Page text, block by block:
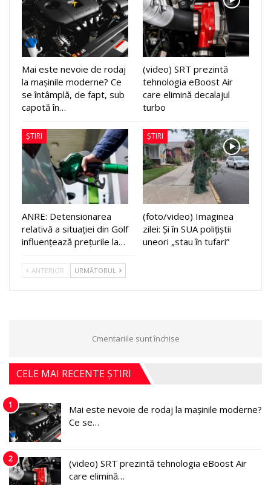
Mai este nevoie de rodaj
la mașinile moderne? Ce
se întâmplă, de fapt, sub
capotă în…
(video) SRT prezintă
tehnologia eBoost Air
care elimină decalajul
turbo
ȘTIRI
ANRE: Detensionarea
relativă a situației din Golf
influențează prețurile la…
ȘTIRI
(foto/video) Imaginea
zilei: Și în SUA polițiștii
uneori „stau în tufari”
ANTERIOR URMĂTORUL
Cmentariile sunt închise
CELE MAI RECENTE ȘTIRI
1
Mai este nevoie de rodaj la mașinile moderne?
Ce se…
2
(video) SRT prezintă tehnologia eBoost Air
care elimină…